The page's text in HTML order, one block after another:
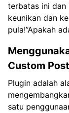
terbatas ini dan
keunikan dan
pula!”Apakah
Custom
Plugin adalah
satu